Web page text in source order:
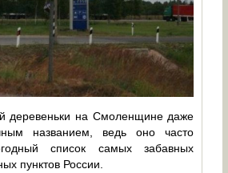
деревеньки на Смоленщине даже
названием, ведь оно часто
список самых забавных
пунктов России.